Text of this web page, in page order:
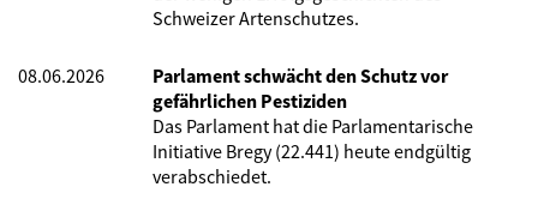
Schweizer Artenschutzes.
08.06.2026
Parlament schwächt den Schutz vor
gefährlichen Pestiziden
Das Parlament hat die Parlamentarische
Initiative Bregy (22.441) heute endgültig
verabschiedet.